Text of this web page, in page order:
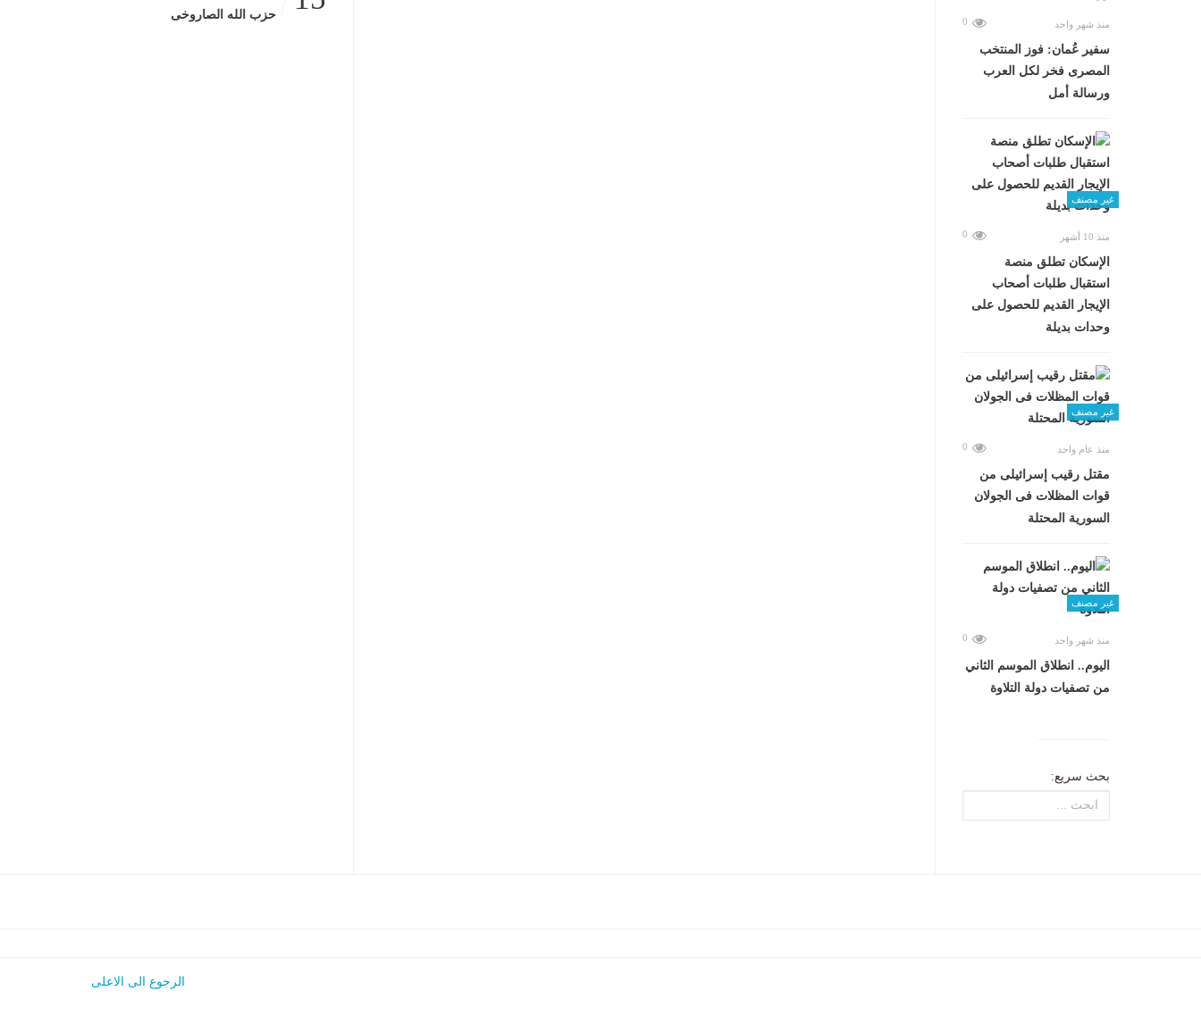
منذ شهر واحد 0
سفير عُمان: فوز المنتخب
المصرى فخر لكل العرب
ورسالة أمل
غير مصنف
منذ 10 أشهر 0
الإسكان تطلق منصة
استقبال طلبات أصحاب
الإيجار القديم للحصول على
وحدات بديلة
غير مصنف
منذ عام واحد 0
مقتل رقيب إسرائيلى من
قوات المظلات فى الجولان
السورية المحتلة
غير مصنف
منذ شهر واحد 0
اليوم.. انطلاق الموسم الثاني
من تصفيات دولة التلاوة
بحث سريع:
حزب الله الصاروخى
الرجوع الى الاعلى